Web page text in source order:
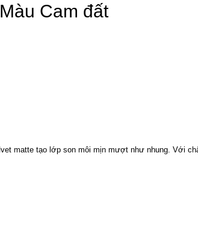
Cam đất
matte tạo lớp son môi mịn mượt như nhung. Với